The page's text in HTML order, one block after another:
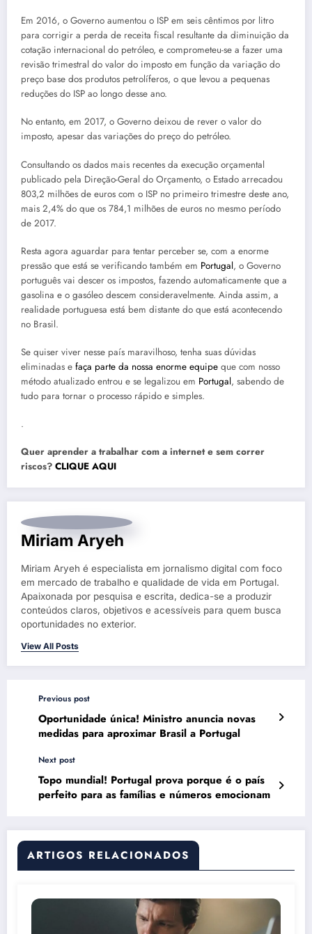
Em 2016, o Governo aumentou o ISP em seis cêntimos por litro
para corrigir a perda de receita fiscal resultante da diminuição da
cotação internacional do petróleo, e comprometeu-se a fazer uma
revisão trimestral do valor do imposto em função da variação do
preço base dos produtos petrolíferos, o que levou a pequenas
reduções do ISP ao longo desse ano.
No entanto, em 2017, o Governo deixou de rever o valor do
imposto, apesar das variações do preço do petróleo.
Consultando os dados mais recentes da execução orçamental
publicado pela Direção-Geral do Orçamento, o Estado arrecadou
803,2 milhões de euros com o ISP no primeiro trimestre deste ano,
mais 2,4% do que os 784,1 milhões de euros no mesmo período
de 2017.
Resta agora aguardar para tentar perceber se, com a enorme
pressão que está se verificando também em Portugal, o Governo
português vai descer os impostos, fazendo automaticamente que a
gasolina e o gasóleo descem consideravelmente. Ainda assim, a
realidade portuguesa está bem distante do que está acontecendo
no Brasil.
Se quiser viver nesse país maravilhoso, tenha suas dúvidas
eliminadas e faça parte da nossa enorme equipe que com nosso
método atualizado entrou e se legalizou em Portugal, sabendo de
tudo para tornar o processo rápido e simples.
.
Quer aprender a trabalhar com a internet e sem correr
riscos? CLIQUE AQUI
Miriam Aryeh
Miriam Aryeh é especialista em jornalismo digital com foco
em mercado de trabalho e qualidade de vida em Portugal.
Apaixonada por pesquisa e escrita, dedica-se a produzir
conteúdos claros, objetivos e acessíveis para quem busca
oportunidades no exterior.
View All Posts
Previous post
Oportunidade única! Ministro anuncia novas
medidas para aproximar Brasil a Portugal
Next post
Topo mundial! Portugal prova porque é o país
perfeito para as famílias e números emocionam
ARTIGOS RELACIONADOS